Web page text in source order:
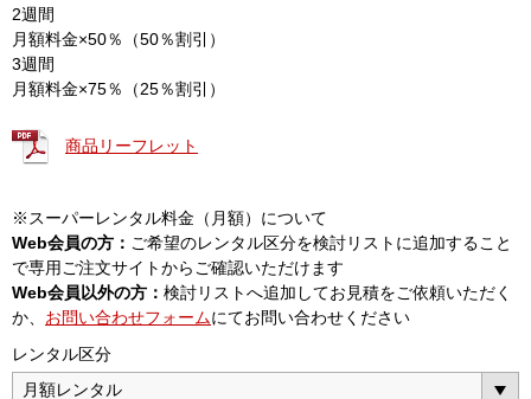
2週間
月額料金×50％（50％割引）
3週間
月額料金×75％（25％割引）
商品リーフレット
※スーパーレンタル料金（月額）について
Web会員の方： ご希望のレンタル区分を検討リストに追加すること
で専用ご注文サイトからご確認いただけます
Web会員以外の方： 検討リストへ追加してお見積をご依頼いただく
か、 お問い合わせフォームにてお問い合わせください
レンタル区分